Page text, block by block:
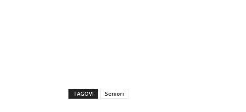
TAGOVI Seniori